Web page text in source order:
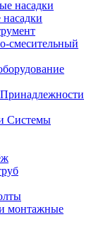
смесительный
Принадлежности
Системы
монтажные